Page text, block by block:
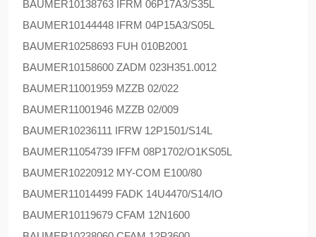
BAUMER10138763 IFRM 06P17A3/S35L
BAUMER10144448 IFRM 04P15A3/S05L
BAUMER10258693 FUH 010B2001
BAUMER10158600 ZADM 023H351.0012
BAUMER11001959 MZZB 02/022
BAUMER11001946 MZZB 02/009
BAUMER10236111 IFRW 12P1501/S14L
BAUMER11054739 IFFM 08P1702/O1KS05L
BAUMER10220912 MY-COM E100/80
BAUMER11014499 FADK 14U4470/S14/IO
BAUMER10119679 CFAM 12N1600